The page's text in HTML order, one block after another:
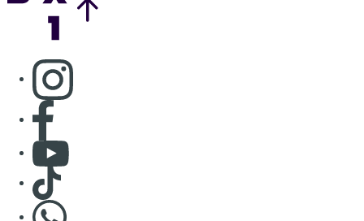
Consulter page Instagram
Consulter page Facebook
Consulter Youtube
Consulter TikTok